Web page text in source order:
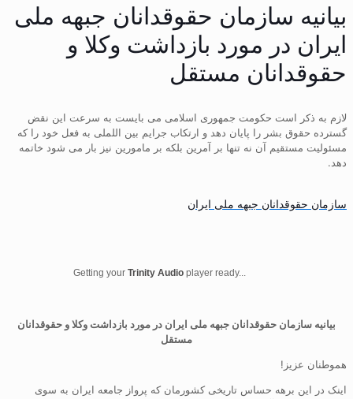
بیانیه سازمان حقوقدانان جبهه ملی
ایران در مورد بازداشت وکلا و
حقوقدانان مستقل
لازم به ذکر است حکومت جمهوری اسلامی می بایست به سرعت این نقض
گسترده حقوق بشر را پایان دهد و ارتکاب جرایم بین اللملی به فعل خود را که
مسئولیت مستقیم آن نه تنها بر آمرین بلکه بر مامورین نیز بار می شود خاتمه
دهد.
سازمان حقوقدانان جبهه ملی ایران
Getting your Trinity Audio player ready...
بیانیه سازمان حقوقدانان جبهه ملی ایران در مورد بازداشت وکلا و حقوقدانان
مستقل
هموطنان عزیز!
اینک در این برهه حساس تاریخی کشورمان که پرواز جامعه ایران به سوی